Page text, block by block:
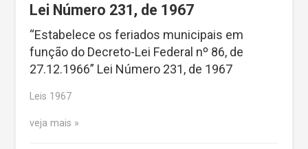
Lei Número 231, de 1967
“Estabelece os feriados municipais em
função do Decreto-Lei Federal nº 86, de
27.12.1966” Lei Número 231, de 1967
Leis 1967
veja mais